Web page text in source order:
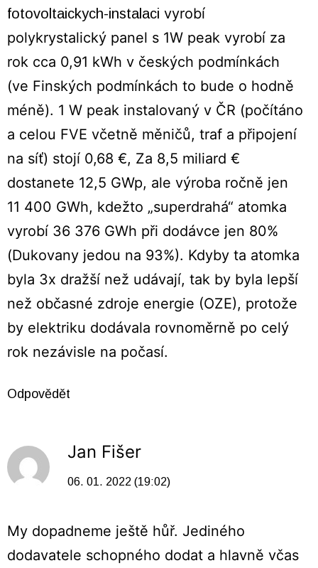
fotovoltaickych-instalaci vyrobí
polykrystalický panel s 1W peak vyrobí za
rok cca 0,91 kWh v českých podmínkách
(ve Finských podmínkách to bude o hodně
méně). 1 W peak instalovaný v ČR (počítáno
a celou FVE včetně měničů, traf a připojení
na síť) stojí 0,68 €, Za 8,5 miliard €
dostanete 12,5 GWp, ale výroba ročně jen
11 400 GWh, kdežto „superdrahá“ atomka
vyrobí 36 376 GWh při dodávce jen 80%
(Dukovany jedou na 93%). Kdyby ta atomka
byla 3x dražší než udávají, tak by byla lepší
než občasné zdroje energie (OZE), protože
by elektriku dodávala rovnoměrně po celý
rok nezávisle na počasí.
Odpovědět
Jan Fišer
06. 01. 2022 (19:02)
My dopadneme ještě hůř. Jediného
dodavatele schopného dodat a hlavně včas